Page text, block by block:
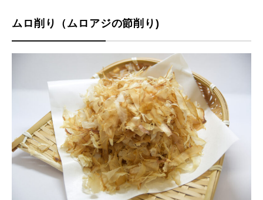
ムロ削り（ムロアジの節削り)